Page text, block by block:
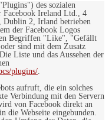
des sozialen
Facebook Ireland Ltd., 4
Dublin 2, Irland betrieben
der Facebook Logos
Begriffen "Like", "Gefällt
sind mit dem Zusatz
Liste und das Aussehen der
plugins/.
aufruft, die ein solches
Verbindung mit den Servern
von Facebook direkt an
die Webseite eingebunden.